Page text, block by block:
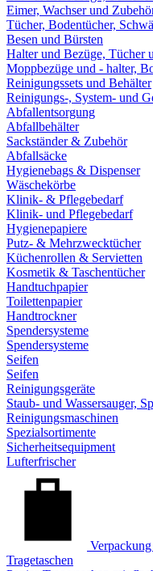
Eimer, Wachser und
Tücher, Bodentücher,
Besen und Bürsten
Halter und Bezüge, Tücher
Moppbezüge und - halter,
Reinigungssets und Behälter
Reinigungs-, System- und
Abfallentsorgung
Abfallbehälter
Sackständer & Zubehör
Abfallsäcke
Hygienebags & Dispenser
Wäschekörbe
Klinik- & Pflegebedarf
Klinik- und Pflegebedarf
Hygienepapiere
Putz- & Mehrzwecktücher
Küchenrollen & Servietten
Kosmetik & Taschentücher
Handtuchpapier
Toilettenpapier
Handtrockner
Spendersysteme
Spendersysteme
Seifen
Seifen
Reinigungsgeräte
Staub- und Wassersauger,
Reinigungsmaschinen
Spezialsortimente
Sicherheitsequipment
Lufterfrischer
Tragetaschen